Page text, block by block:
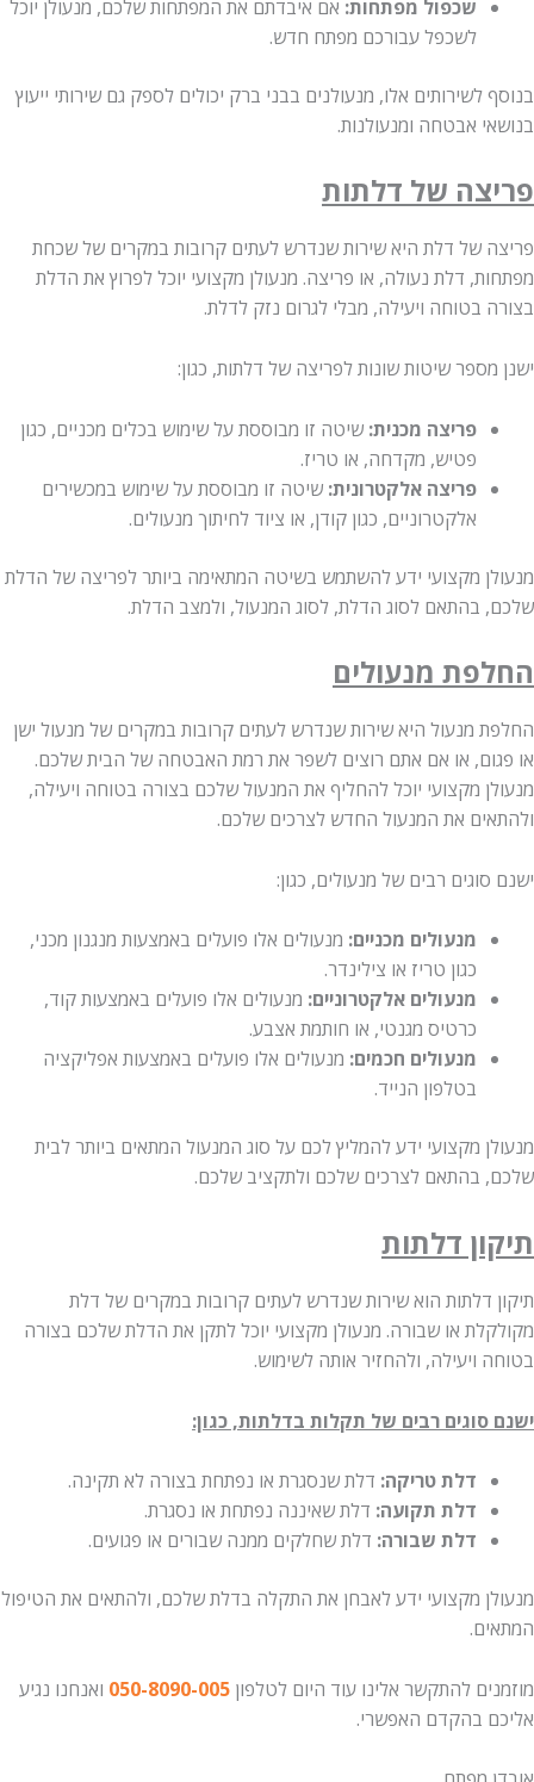
שכפול מפתחות: אם איבדתם את המפתחות שלכם, מנעולן יוכל
לשכפל עבורכם מפתח חדש.
בנוסף לשירותים אלו, מנעולנים בבני ברק יכולים לספק גם שירותי ייעוץ
בנושאי אבטחה ומנעולנות.
פריצה של דלתות
פריצה של דלת היא שירות שנדרש לעתים קרובות במקרים של שכחת
מפתחות, דלת נעולה, או פריצה. מנעולן מקצועי יוכל לפרוץ את הדלת
בצורה בטוחה ויעילה, מבלי לגרום נזק לדלת.
ישנן מספר שיטות שונות לפריצה של דלתות, כגון:
פריצה מכנית: שיטה זו מבוססת על שימוש בכלים מכניים, כגון
פטיש, מקדחה, או טריז.
פריצה אלקטרונית: שיטה זו מבוססת על שימוש במכשירים
אלקטרוניים, כגון קודן, או ציוד לחיתוך מנעולים.
מנעולן מקצועי ידע להשתמש בשיטה המתאימה ביותר לפריצה של הדלת
שלכם, בהתאם לסוג הדלת, לסוג המנעול, ולמצב הדלת.
החלפת מנעולים
החלפת מנעול היא שירות שנדרש לעתים קרובות במקרים של מנעול ישן
או פגום, או אם אתם רוצים לשפר את רמת האבטחה של הבית שלכם.
מנעולן מקצועי יוכל להחליף את המנעול שלכם בצורה בטוחה ויעילה,
ולהתאים את המנעול החדש לצרכים שלכם.
ישנם סוגים רבים של מנעולים, כגון:
מנעולים מכניים: מנעולים אלו פועלים באמצעות מנגנון מכני,
כגון טריז או צילינדר.
מנעולים אלקטרוניים: מנעולים אלו פועלים באמצעות קוד,
כרטיס מגנטי, או חותמת אצבע.
מנעולים חכמים: מנעולים אלו פועלים באמצעות אפליקציה
בטלפון הנייד.
מנעולן מקצועי ידע להמליץ לכם על סוג המנעול המתאים ביותר לבית
שלכם, בהתאם לצרכים שלכם ולתקציב שלכם.
תיקון דלתות
תיקון דלתות הוא שירות שנדרש לעתים קרובות במקרים של דלת
מקולקלת או שבורה. מנעולן מקצועי יוכל לתקן את הדלת שלכם בצורה
בטוחה ויעילה, ולהחזיר אותה לשימוש.
ישנם סוגים רבים של תקלות בדלתות, כגון:
דלת טריקה: דלת שנסגרת או נפתחת בצורה לא תקינה.
דלת תקועה: דלת שאיננה נפתחת או נסגרת.
דלת שבורה: דלת שחלקים ממנה שבורים או פגועים.
מנעולן מקצועי ידע לאבחן את התקלה בדלת שלכם, ולהתאים את הטיפול
המתאים.
מוזמנים להתקשר אלינו עוד היום לטלפון 050-8090-005 ואנחנו נגיע
אליכם בהקדם האפשרי.